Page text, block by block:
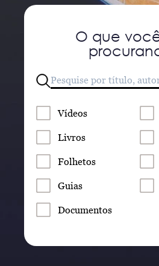
O que
Vídeos
Livros
Folhetos
Guias
Documentos